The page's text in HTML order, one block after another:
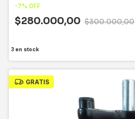
-7% OFF
$280.000,00 $300.000,00
3en stock
GRATIS